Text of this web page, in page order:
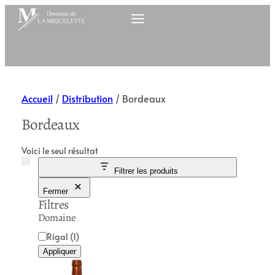
Accueil / Distribution/ Bordeaux
Bordeaux
Voici le seul résultat
Filtrer les produits
Fermer
Filtres
Domaine
D
o
Rigal (1)
Appliquer